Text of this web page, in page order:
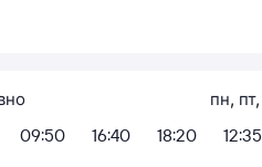
09:50 16:40 18:20
пн, пт,
12:35